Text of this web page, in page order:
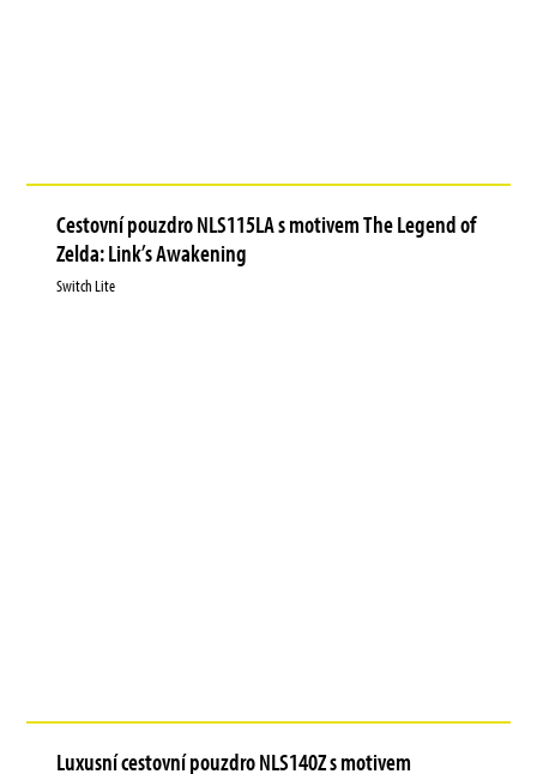
Cestovní pouzdro NLS115LA s motivem The Legend of
Zelda: Link’s Awakening
Switch Lite
Luxusní cestovní pouzdro NLS140Z s motivem